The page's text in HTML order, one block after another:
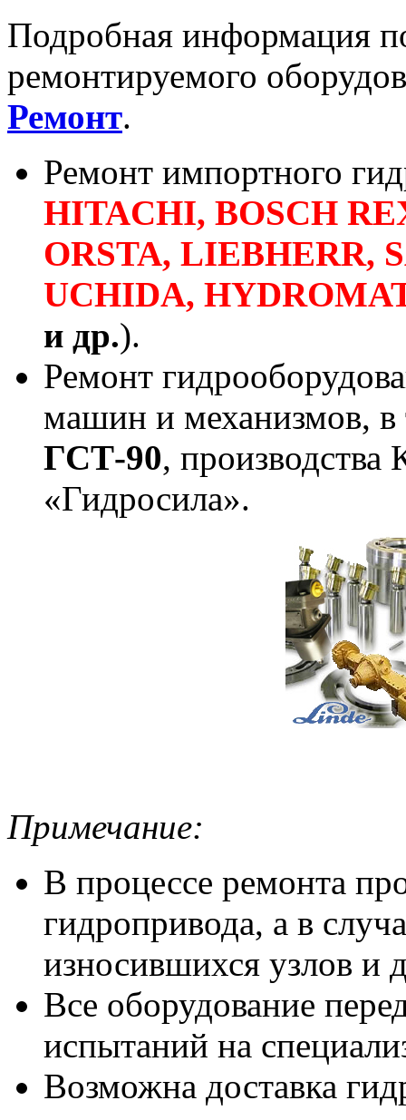
Подробная информация
ремонтируемого
Ремонт.
Ремонт импортного
HITACHI, BOSCH
ORSTA, LIEBHERR,
UCHIDA,
и др.).
Ремонт
машин и механизмов, в
ГСТ-90, производства
«Гидросила».
Примечание:
В процессе ремонта
гидропривода, а в
износившихся узлов и
Все оборудование
испытаний на
Возможна доставка